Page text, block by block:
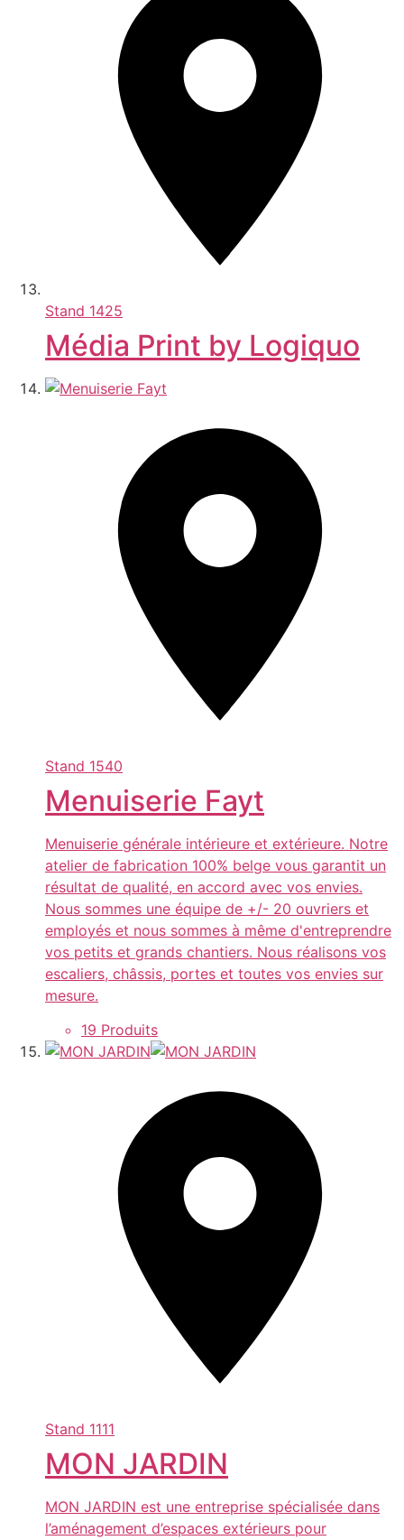
Stand 1425
Média Print by Logiquo
Stand 1540
Menuiserie Fayt
Menuiserie générale intérieure et extérieure. Notre
atelier de fabrication 100% belge vous garantit un
résultat de qualité, en accord avec vos envies.
Nous sommes une équipe de +/- 20 ouvriers et
employés et nous sommes à même d'entreprendre
vos petits et grands chantiers. Nous réalisons vos
escaliers, châssis, portes et toutes vos envies sur
mesure.
19 Produits
Stand 1111
MON JARDIN
MON JARDIN est une entreprise spécialisée dans
l’aménagement d’espaces extérieurs pour